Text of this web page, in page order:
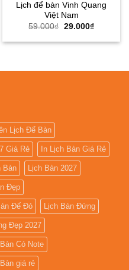
Lịch để bàn Vinh Quang
Việt Nam
59.000₫ Giá
là:
29.000₫Giá
tại
Lịch Để Bàn
Giá Rẻ In Lịch Bàn Giá Rẻ
Bàn Lịch Bàn 2027
Đẹp
Đế Đỏ Lịch Bàn Đứng
Đẹp 2027
Có Note
giá rẻ